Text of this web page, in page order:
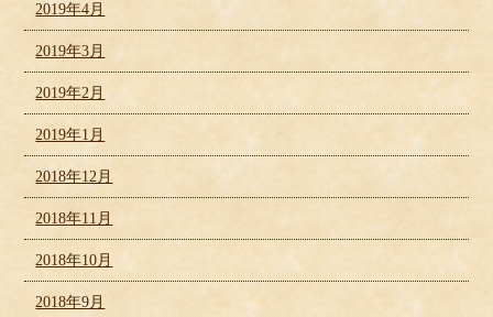
2019年4月
2019年3月
2019年2月
2019年1月
2018年12月
2018年11月
2018年10月
2018年9月